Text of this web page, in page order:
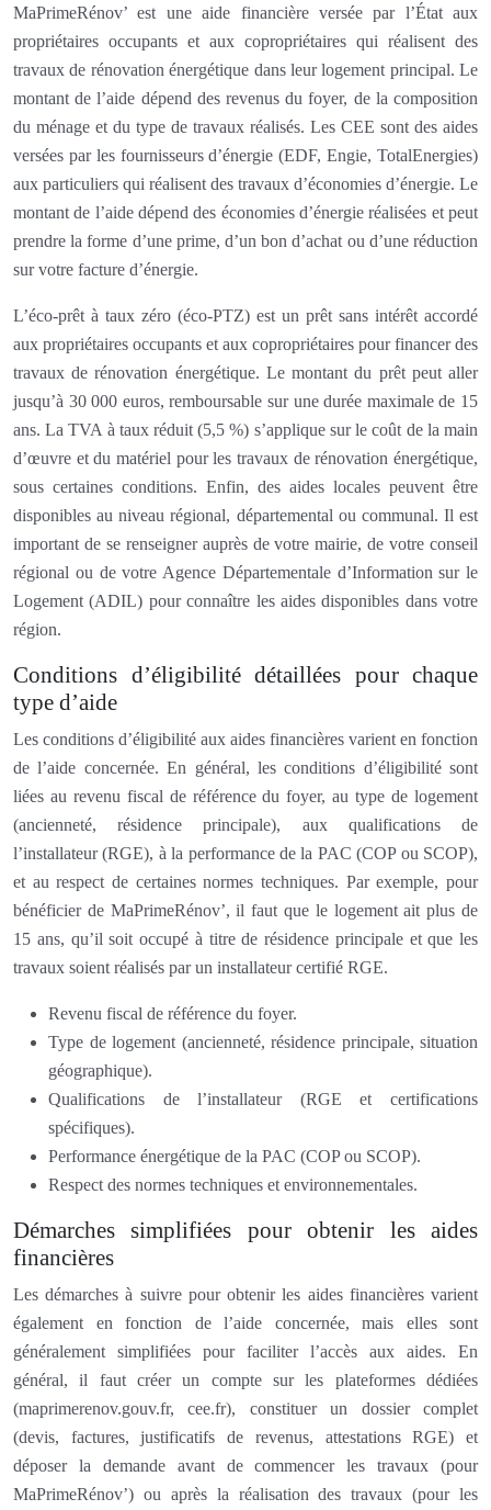
MaPrimeRénov’ est une aide financière versée par l’État aux
propriétaires occupants et aux copropriétaires qui réalisent des
travaux de rénovation énergétique dans leur logement principal. Le
montant de l’aide dépend des revenus du foyer, de la composition
du ménage et du type de travaux réalisés. Les CEE sont des aides
versées par les fournisseurs d’énergie (EDF, Engie, TotalEnergies)
aux particuliers qui réalisent des travaux d’économies d’énergie. Le
montant de l’aide dépend des économies d’énergie réalisées et peut
prendre la forme d’une prime, d’un bon d’achat ou d’une réduction
sur votre facture d’énergie.
L’éco-prêt à taux zéro (éco-PTZ) est un prêt sans intérêt accordé
aux propriétaires occupants et aux copropriétaires pour financer des
travaux de rénovation énergétique. Le montant du prêt peut aller
jusqu’à 30 000 euros, remboursable sur une durée maximale de 15
ans. La TVA à taux réduit (5,5 %) s’applique sur le coût de la main
d’œuvre et du matériel pour les travaux de rénovation énergétique,
sous certaines conditions. Enfin, des aides locales peuvent être
disponibles au niveau régional, départemental ou communal. Il est
important de se renseigner auprès de votre mairie, de votre conseil
régional ou de votre Agence Départementale d’Information sur le
Logement (ADIL) pour connaître les aides disponibles dans votre
région.
Conditions d’éligibilité détaillées pour chaque
type d’aide
Les conditions d’éligibilité aux aides financières varient en fonction
de l’aide concernée. En général, les conditions d’éligibilité sont
liées au revenu fiscal de référence du foyer, au type de logement
(ancienneté, résidence principale), aux qualifications de
l’installateur (RGE), à la performance de la PAC (COP ou SCOP),
et au respect de certaines normes techniques. Par exemple, pour
bénéficier de MaPrimeRénov’, il faut que le logement ait plus de
15 ans, qu’il soit occupé à titre de résidence principale et que les
travaux soient réalisés par un installateur certifié RGE.
Revenu fiscal de référence du foyer.
Type de logement (ancienneté, résidence principale, situation
géographique).
Qualifications de l’installateur (RGE et certifications
spécifiques).
Performance énergétique de la PAC (COP ou SCOP).
Respect des normes techniques et environnementales.
Démarches simplifiées pour obtenir les aides
financières
Les démarches à suivre pour obtenir les aides financières varient
également en fonction de l’aide concernée, mais elles sont
généralement simplifiées pour faciliter l’accès aux aides. En
général, il faut créer un compte sur les plateformes dédiées
(maprimerenov.gouv.fr, cee.fr), constituer un dossier complet
(devis, factures, justificatifs de revenus, attestations RGE) et
déposer la demande avant de commencer les travaux (pour
MaPrimeRénov’) ou après la réalisation des travaux (pour les